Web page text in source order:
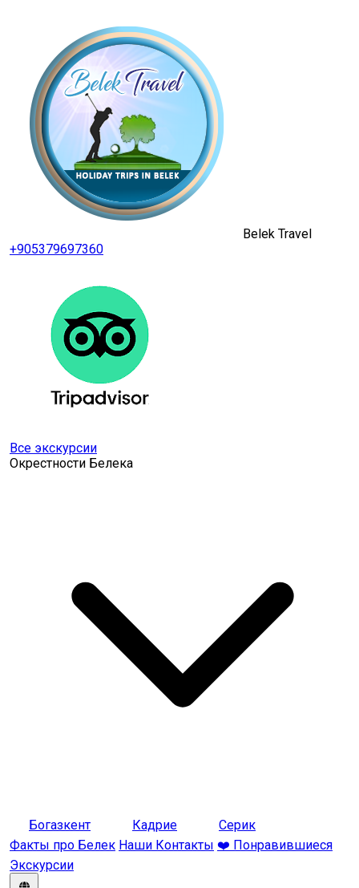
Belek Travel
+905379697360
Все экскурсии
Окрестности Белека
Богазкент Кадрие
Серик
Факты про Белек Наши Контакты ❤️ Понравившиеся
Экскурсии